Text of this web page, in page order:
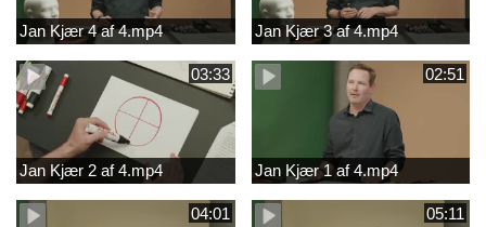
Jan Kjær 4 af 4.mp4 Jan Kjær 3 af 4.mp4
03:33
Jan Kjær 2 af 4.mp4
02:51
Jan Kjær 1 af 4.mp4
04:01 05:11